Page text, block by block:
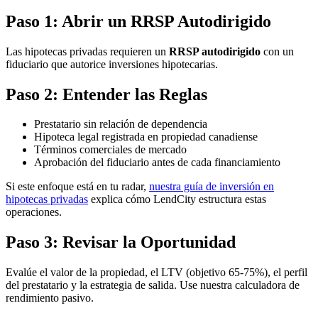
Paso 1: Abrir un RRSP Autodirigido
Las hipotecas privadas requieren un RRSP autodirigido con un
fiduciario que autorice inversiones hipotecarias.
Paso 2: Entender las Reglas
Prestatario sin relación de dependencia
Hipoteca legal registrada en propiedad canadiense
Términos comerciales de mercado
Aprobación del fiduciario antes de cada financiamiento
Si este enfoque está en tu radar, nuestra guía de inversión en
hipotecas privadas explica cómo LendCity estructura estas
operaciones.
Paso 3: Revisar la Oportunidad
Evalúe el valor de la propiedad, el LTV (objetivo 65-75%), el perfil
del prestatario y la estrategia de salida. Use nuestra calculadora de
rendimiento pasivo.